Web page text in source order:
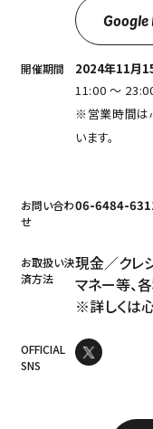
Google
開催期間
2024年11⽉
11:00 ～
※営業時間は
います。
お問い合わ
せ
06-6484-
お取扱い決
済方法
現金／クレ
マネー等、
※詳しくは
OFFICIAL
SNS